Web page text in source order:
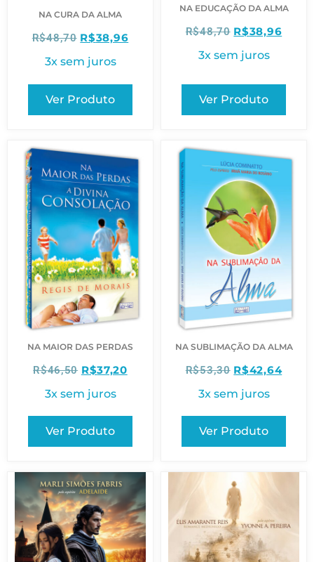
NA CURA DA ALMA
R$48,70 R$38,96
3x sem juros
Ver Produto
NA EDUCAÇÃO DA ALMA
R$48,70 R$38,96
3x sem juros
Ver Produto
NA MAIOR DAS PERDAS
R$46,50 R$37,20
3x sem juros
Ver Produto
NA SUBLIMAÇÃO DA ALMA
R$53,30 R$42,64
3x sem juros
Ver Produto